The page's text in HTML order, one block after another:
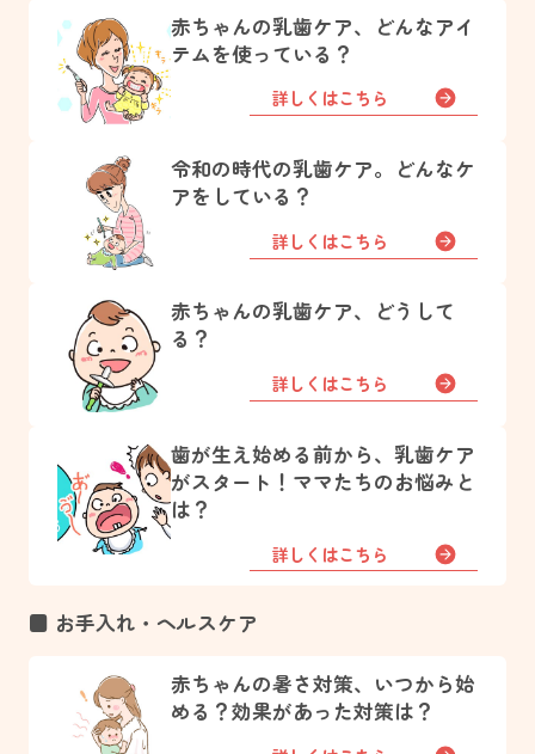
赤ちゃんの乳歯ケア、どんなアイ
テムを使っている？
詳しくはこちら
令和の時代の乳歯ケア。どんなケ
アをしている？
詳しくはこちら
赤ちゃんの乳歯ケア、どうして
る？
詳しくはこちら
歯が生え始める前から、乳歯ケア
がスタート！ママたちのお悩みと
は？
詳しくはこちら
■ お手入れ・ヘルスケア
赤ちゃんの暑さ対策、いつから始
める？効果があった対策は？